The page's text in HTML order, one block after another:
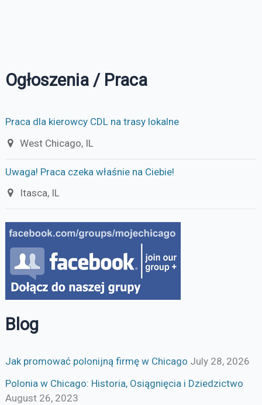
Ogłoszenia / Praca
Praca dla kierowcy CDL na trasy lokalne
West Chicago, IL
Uwaga! Praca czeka właśnie na Ciebie!
Itasca, IL
Blog
Jak promować polonijną firmę w Chicago July 28, 2026
Polonia w Chicago: Historia, Osiągnięcia i Dziedzictwo
August 26, 2023